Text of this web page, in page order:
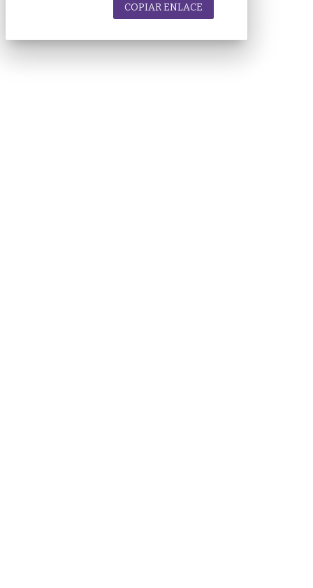
COPIAR ENLACE